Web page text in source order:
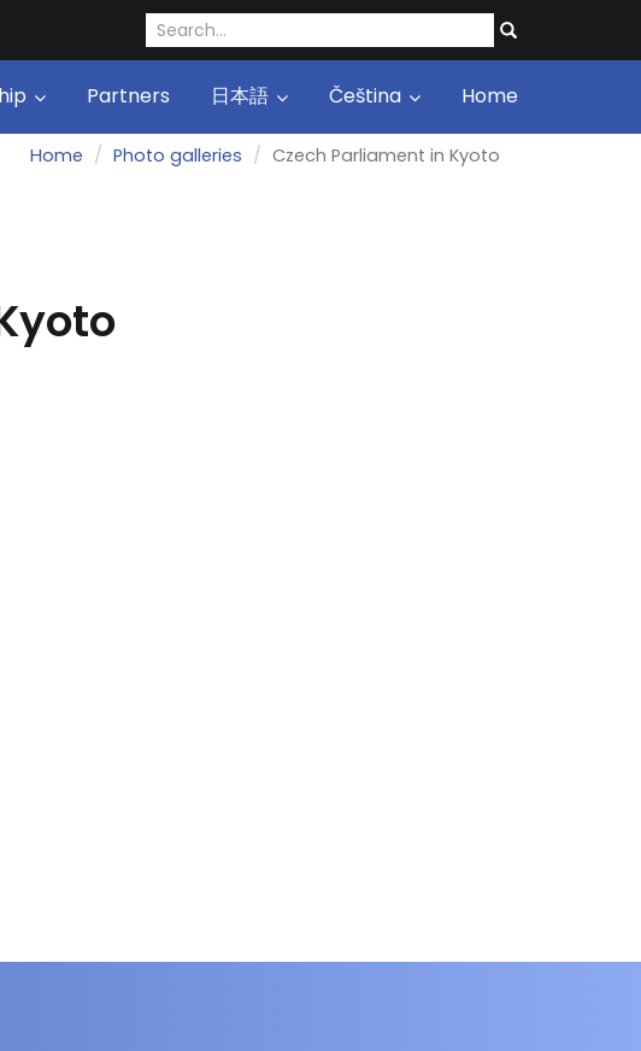
Partners 日本語 Čeština Home
Home Photo galleries Czech Parliament in Kyoto